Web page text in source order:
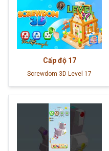
Cấp độ 17
Screwdom 3D Level 17